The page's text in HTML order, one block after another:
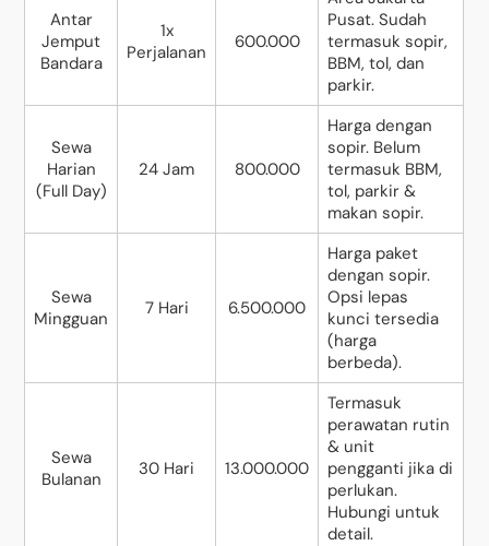
Antar
Jemput
Bandara
1x
Perjalanan
600.000
Pusat. Sudah
termasuk sopir,
BBM, tol, dan
parkir.
Sewa
Harian
(Full Day)
24 Jam 800.000
Harga dengan
sopir. Belum
termasuk BBM,
tol, parkir &
makan sopir.
Sewa
Mingguan
7 Hari 6.500.000
Harga paket
dengan sopir.
Opsi lepas
kunci tersedia
(harga
berbeda).
Sewa
Bulanan
30 Hari 13.000.000
Termasuk
perawatan rutin
& unit
pengganti jika di
perlukan.
Hubungi untuk
detail.